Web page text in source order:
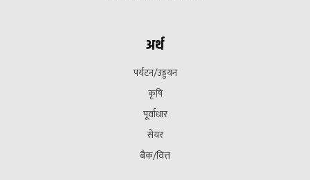
अर्थ
पर्यटन/उड्डयन
कृषि
पूर्वाधार
सेयर
बैक/वित्त